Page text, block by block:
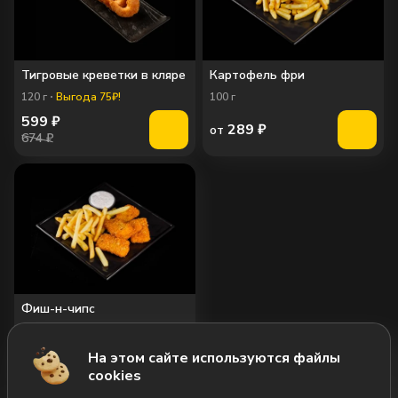
Тигровые креветки в кляре
120 г Выгода 75₽!
599 ₽
674 ₽
Картофель фри
100 г
от 289 ₽
Фиш-н-чипс
579₽
599 ₽
На этом сайте используются файлы
cookies